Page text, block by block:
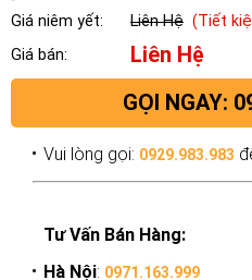
Giá niêm yết: Liên Hệ (Tiết
Giá bán:
Liên Hệ
GỌI NGAY:
Vui lòng gọi: 0929.983.983
Tư Vấn Bán Hàng:
Hà Nội: 0971.163.999